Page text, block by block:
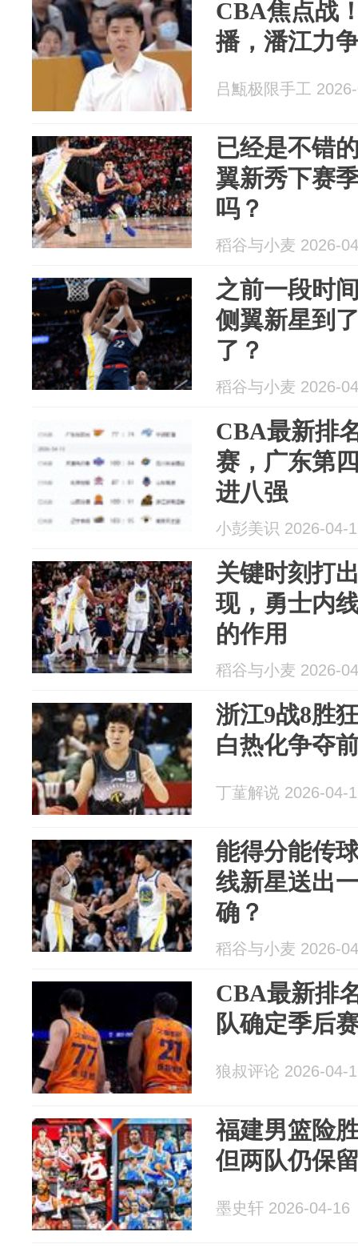
CBA焦点战
播，潘江力
吕甒极限手工
已经是不错
翼新秀下赛
吗？
稻谷与小麦 2026-
之前一段时
侧翼新星到
了？
稻谷与小麦 2026-
CBA最新排
赛，广东第
进八强
小彭美识 2026-04-
关键时刻打
现，勇士内
的作用
稻谷与小麦 2026-
浙江9战8胜
白热化争夺
丁蓳解说 2026-04-
能得分能传
线新星送出
确？
稻谷与小麦 2026-
CBA最新排
队确定季后
狼叔评论 2026-04-
福建男篮险
但两队仍保
墨史轩 2026-04-16